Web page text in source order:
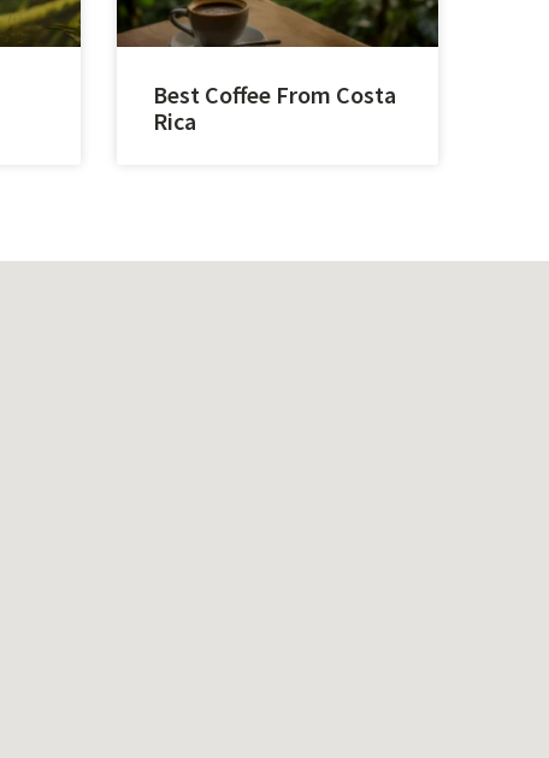
Best Coffee From Costa
Rica